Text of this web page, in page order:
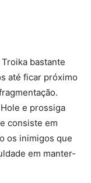
bastante
até ficar próximo
e prossiga
consiste em
os inimigos que
em manter-